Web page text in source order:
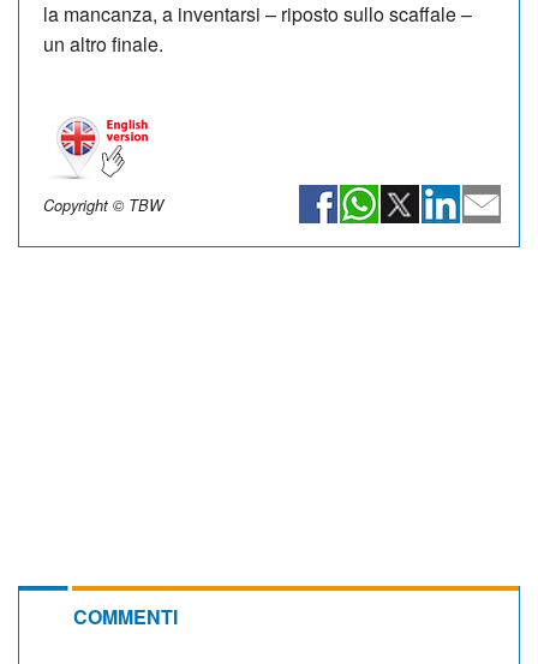
la mancanza, a inventarsi – riposto sullo scaffale –
un altro finale.
Copyright © TBW
COMMENTI